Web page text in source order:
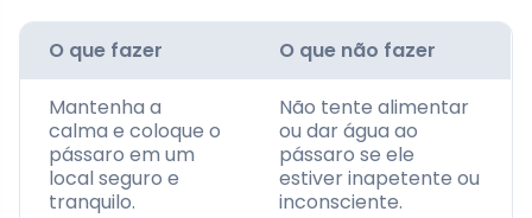
O que fazer O que não fazer
Mantenha a
calma e coloque o
pássaro em um
local seguro e
tranquilo.
Não tente alimentar
ou dar água ao
pássaro se ele
estiver inapetente ou
inconsciente.